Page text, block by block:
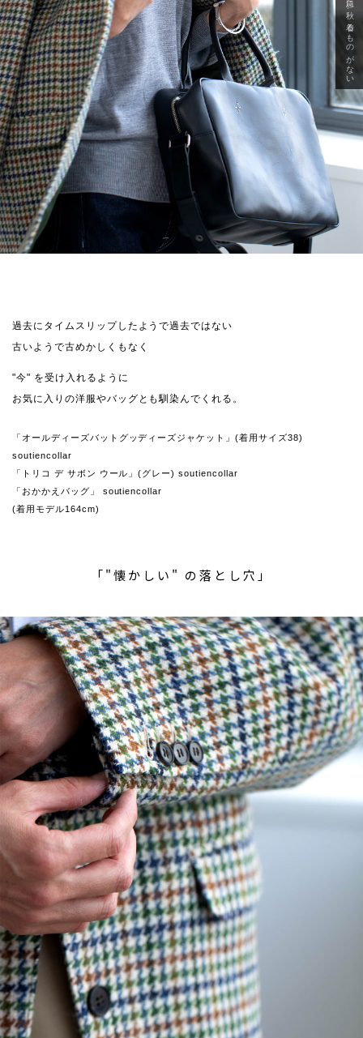
過去にタイムスリップしたようで過去ではない
古いようで古めかしくもなく
"今" を受け入れるように
お気に入りの洋服やバッグとも馴染んでくれる。
「オールディーズバットグッディーズジャケット」(着用サイズ38)
soutiencollar
「トリコ デ サボン ウール」(グレー) soutiencollar
「おかかえバッグ」 soutiencollar
(着用モデル164cm)
「"懐かしい" の落とし穴」
急に秋、着るものがない